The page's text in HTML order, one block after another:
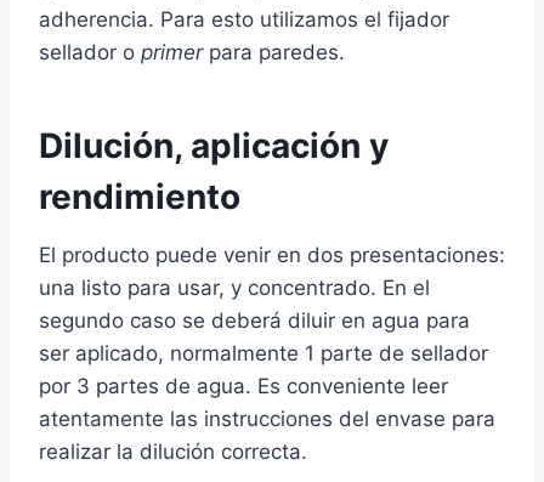
adherencia. Para esto utilizamos el fijador
sellador o primerpara paredes.
Dilución, aplicación y
rendimiento
El producto puede venir en dos presentaciones:
una listo para usar, y concentrado. En el
segundo caso se deberá diluir en agua para
ser aplicado, normalmente 1 parte de sellador
por 3 partes de agua. Es conveniente leer
atentamente las instrucciones del envase para
realizar la dilución correcta.